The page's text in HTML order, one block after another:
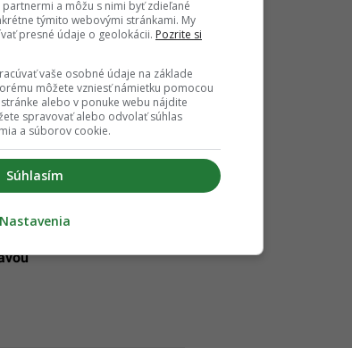
zákona: „Nie je hanbou
krádežiam: Ministerstvá
Časť nového
a môžu s nimi byť zdieľané
týmito webovými stránkami. My
presné údaje o geolokácii. Pozrite si
vaše osobné údaje na základe
môžete vzniesť námietku pomocou
alebo v ponuke webu nájdite
spravovať alebo odvolať súhlas
a súborov cookie.
Súhlasím
Nastavenia